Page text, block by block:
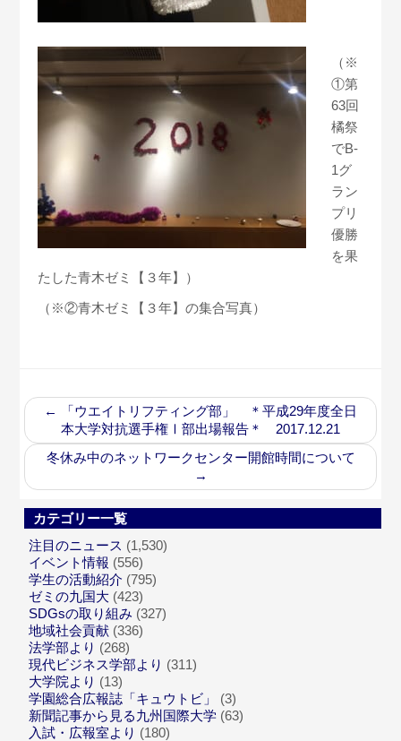
（※
①第
63回
橘祭
でB-
1グ
ラン
プリ
優勝
を果
たした青木ゼミ【３年】）
（※②青木ゼミ【３年】の集合写真）
←
「ウエイトリフティング部」 ＊平成29年度全日
本大学対抗選手権Ⅰ部出場報告＊ 2017.12.21
冬休み中のネットワークセンター開館時間について
→
カテゴリー一覧
注目のニュース (1,530)
イベント情報 (556)
学生の活動紹介 (795)
ゼミの九国大 (423)
SDGsの取り組み (327)
地域社会貢献 (336)
法学部より (268)
現代ビジネス学部より (311)
大学院より (13)
学園総合広報誌「キュウトビ」
(3)
新聞記事から見る九州国際大学 (63)
入試・広報室より (180)